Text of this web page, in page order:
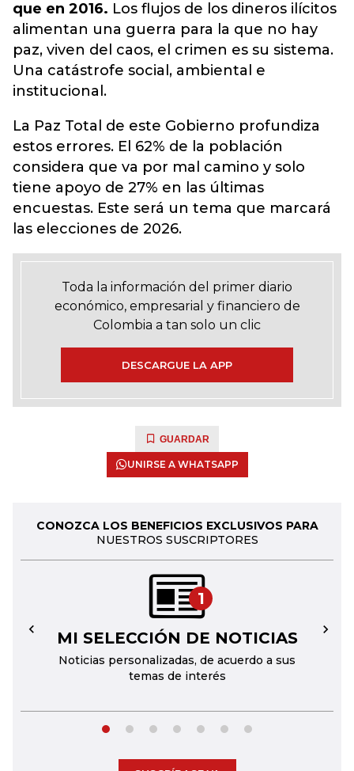
que en 2016. Los flujos de los dineros ilícitos
alimentan una guerra para la que no hay
paz, viven del caos, el crimen es su sistema.
Una catástrofe social, ambiental e
institucional.
La Paz Total de este Gobierno profundiza
estos errores. El 62% de la población
considera que va por mal camino y solo
tiene apoyo de 27% en las últimas
encuestas. Este será un tema que marcará
las elecciones de 2026.
Toda la información del primer diario
económico, empresarial y financiero de
Colombia a tan solo un clic
DESCARGUE LA APP
GUARDAR
UNIRSE A WHATSAPP
CONOZCA LOS BENEFICIOS EXCLUSIVOS PARA
NUESTROS SUSCRIPTORES
1
MI SELECCIÓN DE NOTICIAS
Noticias personalizadas, de acuerdo a sus
temas de interés
← →